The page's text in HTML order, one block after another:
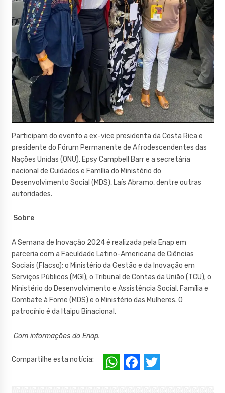
Participam do evento a ex-vice presidenta da Costa Rica e
presidente do Fórum Permanente de Afrodescendentes das
Nações Unidas (ONU), Epsy Campbell Barr e a secretária
nacional de Cuidados e Família do Ministério do
Desenvolvimento Social (MDS), Laís Abramo, dentre outras
autoridades.
Sobre
A Semana de Inovação 2024 é realizada pela Enap em
parceria com a Faculdade Latino-Americana de Ciências
Sociais (Flacso); o Ministério da Gestão e da Inovação em
Serviços Públicos (MGI); o Tribunal de Contas da União (TCU); o
Ministério do Desenvolvimento e Assistência Social, Família e
Combate à Fome (MDS) e o Ministério das Mulheres. O
patrocínio é da Itaipu Binacional.
Com informações do Enap.
Compartilhe esta notícia:
W
F